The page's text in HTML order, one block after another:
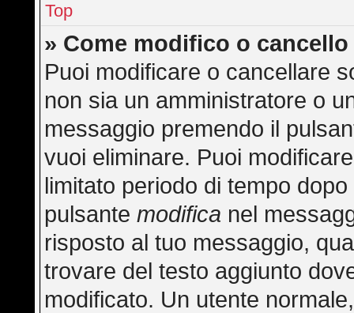
Top
» Come modifico o
Puoi modificare o cancellare
non sia un amministratore o
messaggio premendo il
vuoi eliminare. Puoi
limitato periodo di tempo
pulsantemodifica nel
risposto al tuo messaggio,
trovare del testo aggiunto
modificato. Un utente